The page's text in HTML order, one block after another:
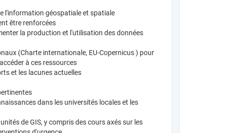
l'information géospatiale et spatiale
être renforcées
la production et l'utilisation des données
(Charte internationale, EU-Copernicus ) pour
à ces ressources
et les lacunes actuelles
dans les universités locales et les
de GIS, y compris des cours axés sur les